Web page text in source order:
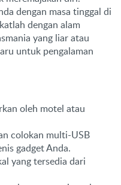
dengan masa tinggal di
dengan alam
yang liar atau
untuk pengalaman
oleh motel atau
colokan multi-USB
gadget Anda.
yang tersedia dari